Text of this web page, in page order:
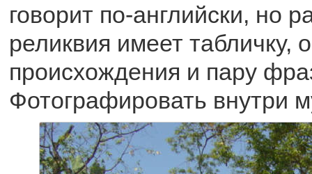
говорит по-английски, но
реликвия имеет
происхождения и пару
Фотографировать внутри